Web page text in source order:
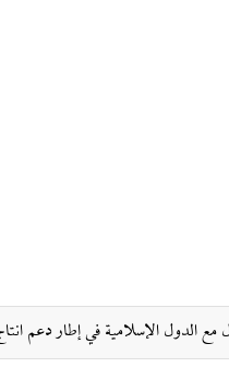
الدول الإسلامية في إطار دعم